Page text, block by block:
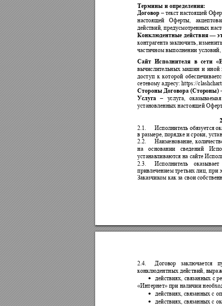
Термины и определения:
Договор – текст настоящей
настоящей
Оферты,
действий, предусмотренных
Конклюдентные действия —
контрагента заключить,
частичном выполнении
Сайт Исполнителя в сети
вычислительных машин и иной
доступ к которой
сетевому адресу: https://clashcha
Стороны Договора (Стороны)
Услуга – услуга,
установленных настоящей
2.1.
Исполнитель обязуется
в размере, порядке и сроки,
2.2. Наименование,
на
основании сведений
устанавливаются на сайте
2.3. Исполнитель
оказывает
привлечением третьих лиц, при
Заказчиком как за свои
2.4. Договор заключается
конклюдентных действий,
 действиях, связанных с
«Интернет» при наличии
 действиях, связанных с

действиях, связанных с